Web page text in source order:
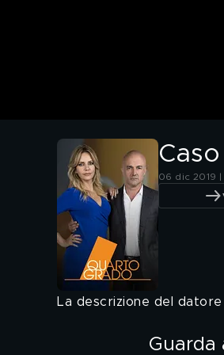
06 dic 2019 |
La descrizione del
Guarda